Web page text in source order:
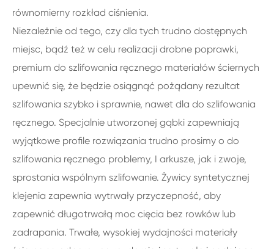
równomierny rozkład ciśnienia.
Niezależnie od tego, czy dla tych trudno dostępnych
miejsc, bądź też w celu realizacji drobne poprawki,
premium do szlifowania ręcznego materiałów ściernych
upewnić się, że będzie osiągnąć pożądany rezultat
szlifowania szybko i sprawnie, nawet dla do szlifowania
ręcznego. Specjalnie utworzonej gąbki zapewniają
wyjątkowe profile rozwiązania trudno prosimy o do
szlifowania ręcznego problemy, I arkusze, jak i zwoje,
sprostania wspólnym szlifowanie. Żywicy syntetycznej
klejenia zapewnia wytrwały przyczepność, aby
zapewnić długotrwałą moc cięcia bez rowków lub
zadrapania. Trwałe, wysokiej wydajności materiały